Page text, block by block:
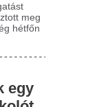
megbecsülni sem
az új alkotmányról
győzelméről